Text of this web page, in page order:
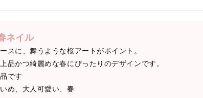
ネイル
スに、舞うような桜アートがポイント。
品かつ綺麗めな春にぴったりのデザインです。
です
め、大人可愛い、春